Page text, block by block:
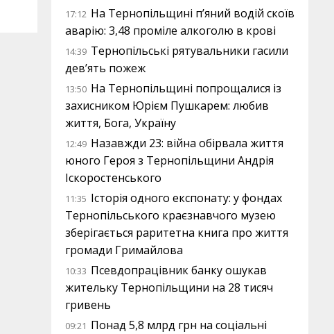
17:12 На Тернопільщині п’яний водій скоїв
аварію: 3,48 проміле алкоголю в крові
14:39 Тернопільські рятувальники гасили
дев’ять пожеж
13:50 На Тернопільщині попрощалися із
захисником Юрієм Пушкарем: любив
життя, Бога, Україну
12:49 Назавжди 23: війна обірвала життя
юного Героя з Тернопільщини Андрія
Іскоростенського
11:35 Історія одного експонату: у фондах
Тернопільського краєзнавчого музею
зберігається раритетна книга про життя
громади Гримайлова
10:33 Псевдопрацівник банку ошукав
жительку Тернопільщини на 28 тисяч
гривень
09:21 Понад 5,8 млрд грн на соціальні